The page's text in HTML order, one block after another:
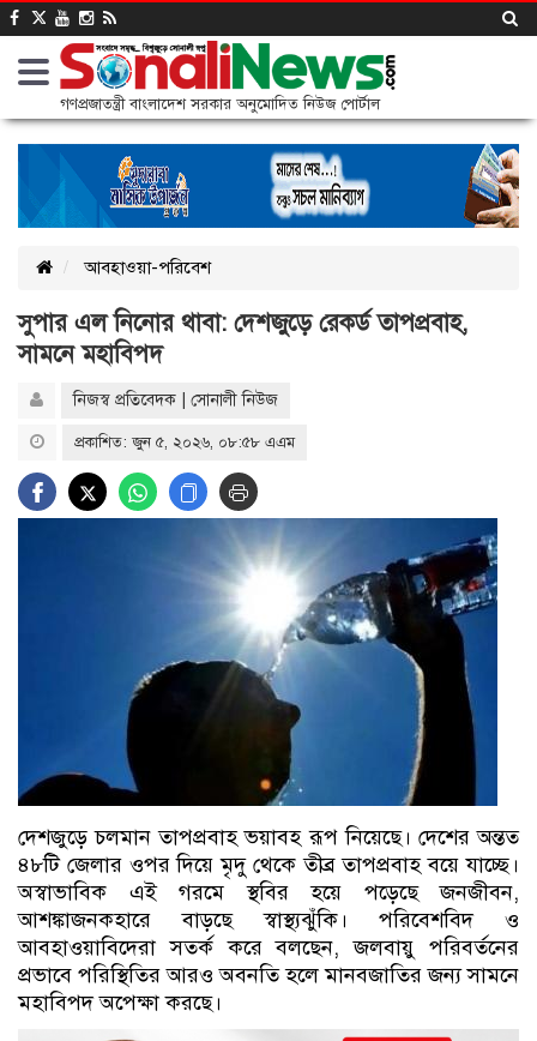
গণপ্রজাতন্ত্রী বাংলাদেশ সরকার অনুমোদিত নিউজ পোর্টাল
আবহাওয়া-পরিবেশ
সুপার এল নিনোর থাবা: দেশজুড়ে রেকর্ড তাপপ্রবাহ,
সামনে মহাবিপদ
নিজস্ব প্রতিবেদক | সোনালী নিউজ
প্রকাশিত: জুন ৫, ২০২৬, ০৮:৫৮ এএম
দেশজুড়ে চলমান তাপপ্রবাহ ভয়াবহ রূপ নিয়েছে। দেশের অন্তত
৪৮টি জেলার ওপর দিয়ে মৃদু থেকে তীব্র তাপপ্রবাহ বয়ে যাচ্ছে।
অস্বাভাবিক এই গরমে স্থবির হয়ে পড়েছে জনজীবন,
আশঙ্কাজনকহারে বাড়ছে স্বাস্থ্যঝুঁকি। পরিবেশবিদ ও
আবহাওয়াবিদেরা সতর্ক করে বলছেন, জলবায়ু পরিবর্তনের
প্রভাবে পরিস্থিতির আরও অবনতি হলে মানবজাতির জন্য সামনে
মহাবিপদ অপেক্ষা করছে।